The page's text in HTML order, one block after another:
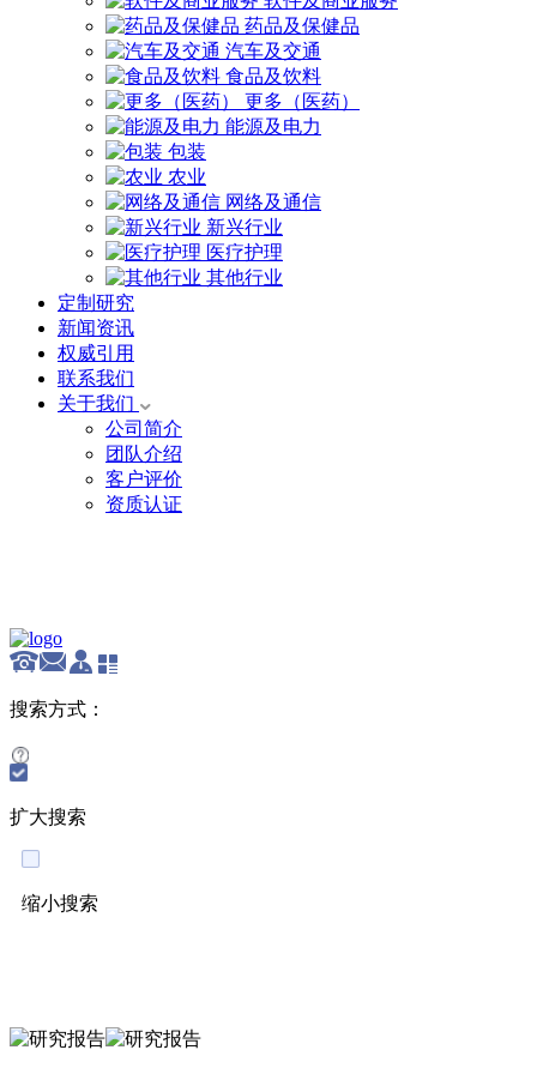
药品及保健品
汽车及交通
食品及饮料
更多（医药）
能源及电力
包装
农业
网络及通信
新兴行业
医疗护理
其他行业
定制研究
新闻资讯
权威引用
联系我们
关于我们
公司简介
团队介绍
客户评价
资质认证
搜索方式：
扩大搜索
缩小搜索